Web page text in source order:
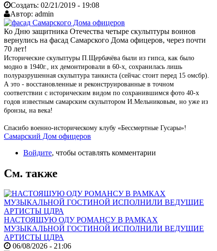
Создать: 02/21/2019 - 19:08
Автор: admin
Ко Дню защитника Отечества четыре скульптуры воинов
вернулись на фасад Самарского Дома офицеров, через почти
70 лет!
Исторические скульптуры П.Щербачёва были из гипса, как было
модно в 1940г., их демонтировали в 60-х, сохранилась лишь
полуразрушенная скульптура танкиста (сейчас стоит перед 15 омсбр).
А это - восстановленные и реконструированные в точном
соответствии с историческим видом по сохранившимся фото 40-х
годов известным самарским скульптором И.Мельниковым, но уже из
бронзы, на века!
Спасибо военно-историческому клубу «Бессмертные Гусары»!
Самарский Дом офицеров
Войдите, чтобы оставлять комментарии
См. также
НАСТОЯЩУЮ ОДУ РОМАНСУ В РАМКАХ
МУЗЫКАЛЬНОЙ ГОСТИНОЙ ИСПОЛНИЛИ ВЕДУЩИЕ
АРТИСТЫ ЦДРА
06/08/2026 - 21:06